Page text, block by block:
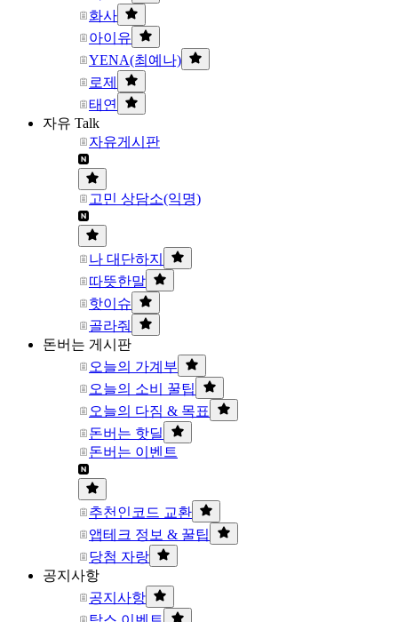
화사
아이유
YENA(최예나)
로제
태연
자유 Talk
자유게시판
고민 상담소(익명)
나 대단하지
따뜻한말
핫이슈
골라줘
돈버는 게시판
오늘의 가계부
오늘의 소비 꿀팁
오늘의 다짐 & 목표
돈버는 핫딜
돈버는 이벤트
추천인코드 교환
앱테크 정보 & 꿀팁
당첨 자랑
공지사항
공지사항